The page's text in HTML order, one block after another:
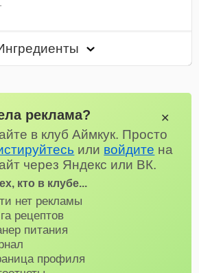
реклама?
в клуб Аймкук. Просто
или войдите на
через Яндекс или ВК.
кто в клубе...
нет рекламы
рецептов
питания
профиля
✕